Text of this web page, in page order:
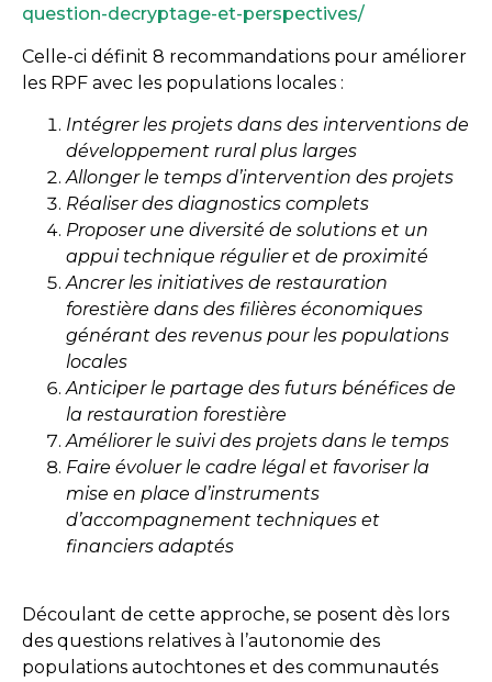
question-decryptage-et-perspectives/
Celle-ci définit 8 recommandations pour améliorer
les RPF avec les populations locales :
Intégrer les projets dans des interventions de
développement rural plus larges
Allonger le temps d’intervention des projets
Réaliser des diagnostics complets
Proposer une diversité de solutions et un
appui technique régulier et de proximité
Ancrer les initiatives de restauration
forestière dans des filières économiques
générant des revenus pour les populations
locales
Anticiper le partage des futurs bénéfices de
la restauration forestière
Améliorer le suivi des projets dans le temps
Faire évoluer le cadre légal et favoriser la
mise en place d’instruments
d’accompagnement techniques et
financiers adaptés
Découlant de cette approche, se posent dès lors
des questions relatives à l’autonomie des
populations autochtones et des communautés